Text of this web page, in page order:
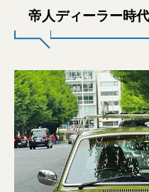
帝人ディーラー時